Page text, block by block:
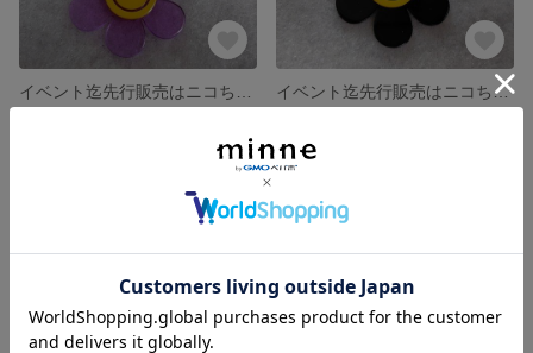
イベント迄先行販売はニコちゃんアクリルフラワーキーホルダー⑭
残り1点